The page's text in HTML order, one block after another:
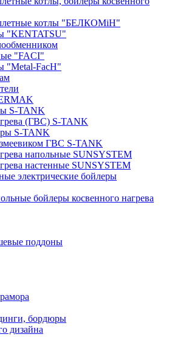
котлы "БЕЛКОМiН"
"KENTATSU"
"FACI"
"Metal-FacH"
S-TANK
(ГВС) S-TANK
S-TANK
ГВС S-TANK
напольные SUNSYSTEM
настенные SUNSYSTEM
электрические бойлеры
бойлеры косвенного нагрева
поддоны
бордюры
дизайна